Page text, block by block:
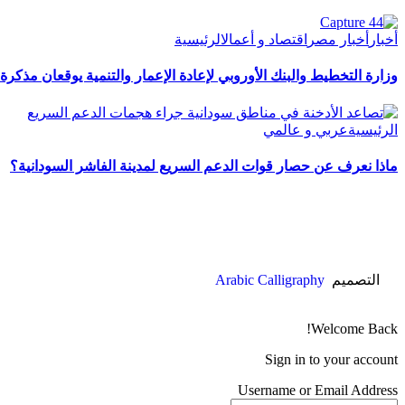
أخبار أخبار مصر اقتصاد و أعمالالرئيسية
وزارة التخطيط والبنك الأوروبي لإعادة الإعمار والتنمية يوقعان
الرئيسيةعربي و عالمي
ماذا نعرف عن حصار قوات الدعم السريع لمدينة الفاشر السودانية؟
التصميم Arabic Calligraphy
Welcome Back!
Sign in to your account
Username or Email Address